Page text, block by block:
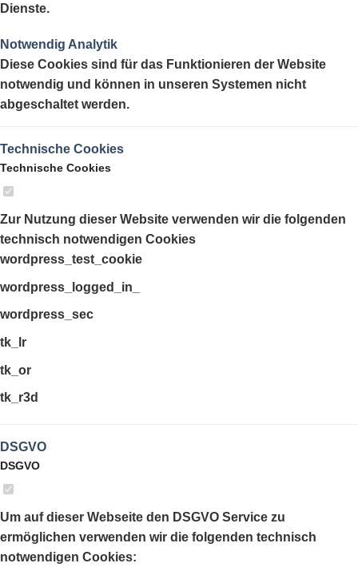
Dienste.
Notwendig Analytik
Diese Cookies sind für das Funktionieren der Website
notwendig und können in unseren Systemen nicht
abgeschaltet werden.
Technische Cookies
Technische Cookies
Zur Nutzung dieser Website verwenden wir die folgenden
technisch notwendigen Cookies
wordpress_test_cookie
wordpress_logged_in_
wordpress_sec
tk_lr
tk_or
tk_r3d
DSGVO
DSGVO
Um auf dieser Webseite den DSGVO Service zu
ermöglichen verwenden wir die folgenden technisch
notwendigen Cookies: